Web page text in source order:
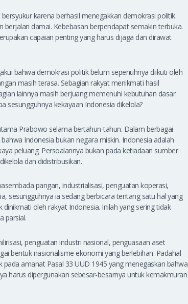
karena berhasil menegakkan demokrasi politik.
berjalan damai. Kebebasan berpendapat semakin terbuka.
capaian penting yang harus dijaga dan dirawat
bahwa demokrasi politik belum sepenuhnya diikuti oleh
masih terasa. Sebagian rakyat menikmati hasil
lainnya masih berjuang memenuhi kebutuhan dasar.
sesungguhnya kekayaan Indonesia dikelola?
Prabowo selama bertahun-tahun. Dalam berbagai
Indonesia bukan negara miskin. Indonesia adalah
peluang. Persoalannya bukan pada ketiadaan sumber
dan didistribusikan.
pangan, industrialisasi, penguatan koperasi,
sesungguhnya ia sedang berbicara tentang satu hal yang
oleh rakyat Indonesia. Inilah yang sering tidak
parsial.
penguatan industri nasional, penguasaan aset
bentuk nasionalisme ekonomi yang berlebihan. Padahal
amanat Pasal 33 UUD 1945 yang menegaskan bahwa
harus dipergunakan sebesar-besarnya untuk kemakmuran